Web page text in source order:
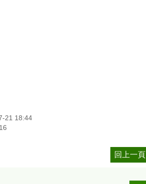
21 18:44
回上一頁